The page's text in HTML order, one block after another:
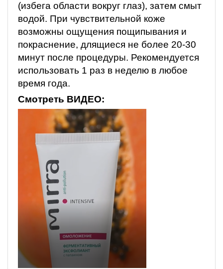
(избега области вокруг глаз), затем смыт
водой. При чувствительной коже
возможны ощущения пощипывания и
покраснение, длящиеся не более 20-30
минут после процедуры. Рекомендуется
использовать 1 раз в неделю в любое
время года.
Смотреть ВИДЕО: